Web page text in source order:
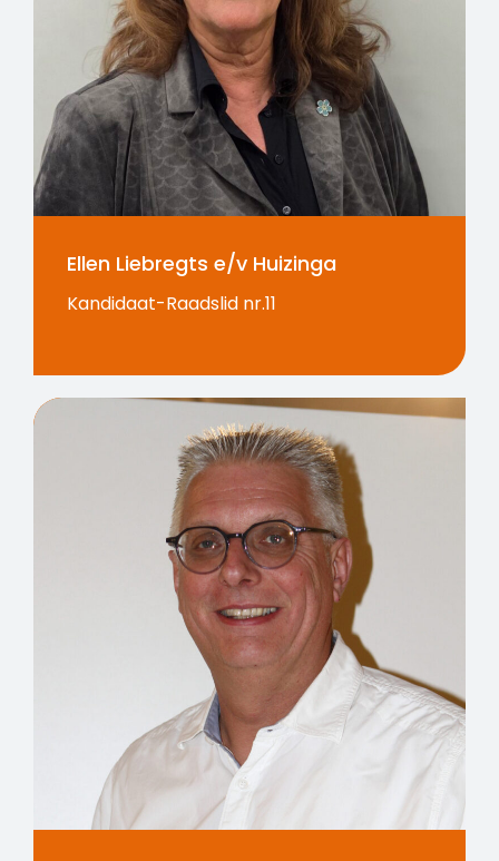
Ellen Liebregts e/v Huizinga
Kandidaat-Raadslid nr.11